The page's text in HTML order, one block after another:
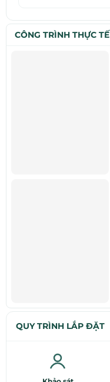
CÔNG TRÌNH THỰC TẾ
QUY TRÌNH LẮP ĐẶT